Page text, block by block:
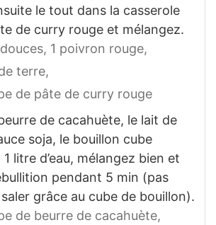
le tout dans la casserole
de curry rouge et mélangez.
1 poivron rouge,
terre,
de pâte de curry rouge
de cacahuète, le lait de
soja, le bouillon cube
litre d’eau, mélangez bien et
pendant 5 min (pas
grâce au cube de bouillon).
de beurre de cacahuète,